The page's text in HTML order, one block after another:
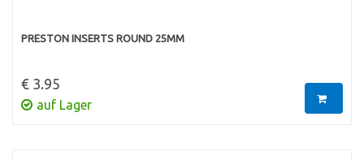
PRESTON INSERTS ROUND 25MM
€ 3.95
auf Lager